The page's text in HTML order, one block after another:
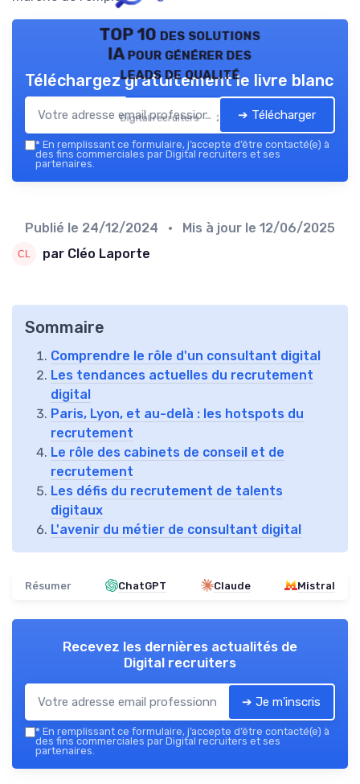
TOP 10 des solutions
IA pour générer des
leads de qualité
Digital recruiters — 2026
Téléchargez gratuitement le livre blanc
➔ Télécharger
* En remplissant ce formulaire, j’accepte d’être contacté(e) à
des fins commerciales par Digital recruiters et ses
partenaires.
Publié le 24/12/2024 • Mis à jour le 12/06/2025
par Cléo Laporte
Sommaire
Comprendre le rôle d'un consultant digital
Les tendances actuelles du recrutement
digital
Paris, Lyon, et au-delà : les hotspots du
recrutement
Le rôle des cabinets de conseil et de
recrutement
Les défis du recrutement de talents
digitaux
L'avenir du métier de consultant digital
Résumer ChatGPT Claude Mistral
Recevez les dernières actualités de
Digital recruiters
➔ Je m'inscris
* En remplissant ce formulaire, j’accepte d’être contacté(e) à
des fins commerciales par Digital recruiters et ses
partenaires.